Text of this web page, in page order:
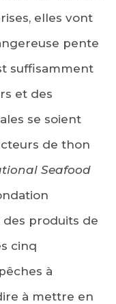
elles vont
pente
suffisamment
et des
se soient
de thon
Seafood
produits de
cinq
à
à mettre en